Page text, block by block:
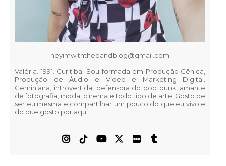
heyimwiththebandblog@gmail.com
Valéria. 1991. Curitiba. Sou formada em Produção Cênica,
Produção de Áudio e Vídeo e Marketing Digital.
Geminiana, introvertida, defensora do pop punk, amante
de fotografia, moda, cinema e todo tipo de arte. Gosto de
ser eu mesma e compartilhar um pouco do que eu vivo e
do que gosto por aqui.